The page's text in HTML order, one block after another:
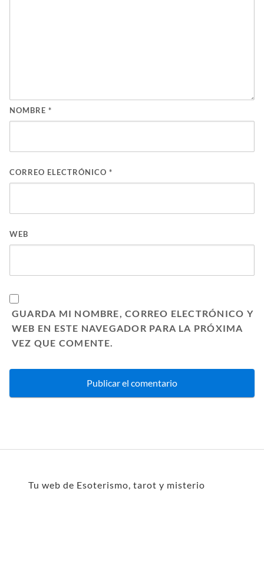
NOMBRE *
CORREO ELECTRÓNICO *
WEB
GUARDA MI NOMBRE, CORREO ELECTRÓNICO Y
WEB EN ESTE NAVEGADOR PARA LA PRÓXIMA
VEZ QUE COMENTE.
Tu web de Esoterismo, tarot y misterio